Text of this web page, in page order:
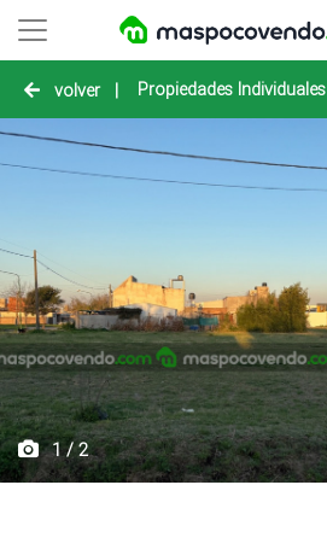
volver | Propiedades Individuales
1 / 2